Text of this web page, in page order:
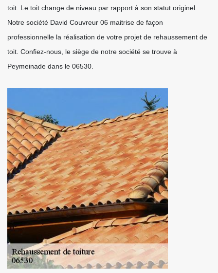
toit. Le toit change de niveau par rapport à son statut originel.
Notre société David Couvreur 06 maitrise de façon
professionnelle la réalisation de votre projet de rehaussement de
toit. Confiez-nous, le siège de notre société se trouve à
Peymeinade dans le 06530.